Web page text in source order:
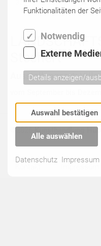
KONTAKT
320 outdoor
Stechert
Ausstellungsort: Villa
©2026 Kunsthandlung
Impressum
Funktionalitäten der
Notwendig
Externe
Details anzeigen/
Auswahl bestätigen
Alle auswählen
Datenschutz Impressum